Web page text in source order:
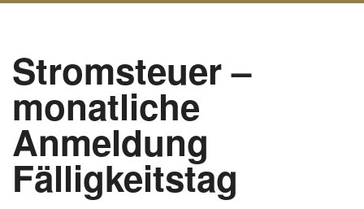
Stromsteuer –
monatliche
Anmeldung
Fälligkeitstag